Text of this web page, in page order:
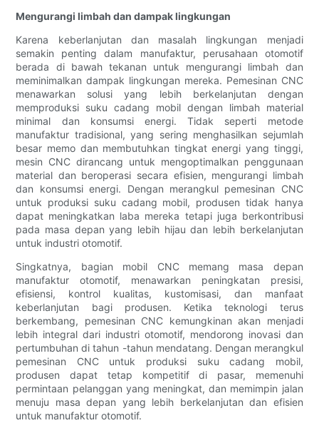
Mengurangi limbah dan dampak lingkungan
Karena keberlanjutan dan masalah lingkungan menjadi
semakin penting dalam manufaktur, perusahaan otomotif
berada di bawah tekanan untuk mengurangi limbah dan
meminimalkan dampak lingkungan mereka. Pemesinan CNC
menawarkan solusi yang lebih berkelanjutan dengan
memproduksi suku cadang mobil dengan limbah material
minimal dan konsumsi energi. Tidak seperti metode
manufaktur tradisional, yang sering menghasilkan sejumlah
besar memo dan membutuhkan tingkat energi yang tinggi,
mesin CNC dirancang untuk mengoptimalkan penggunaan
material dan beroperasi secara efisien, mengurangi limbah
dan konsumsi energi. Dengan merangkul pemesinan CNC
untuk produksi suku cadang mobil, produsen tidak hanya
dapat meningkatkan laba mereka tetapi juga berkontribusi
pada masa depan yang lebih hijau dan lebih berkelanjutan
untuk industri otomotif.
Singkatnya, bagian mobil CNC memang masa depan
manufaktur otomotif, menawarkan peningkatan presisi,
efisiensi, kontrol kualitas, kustomisasi, dan manfaat
keberlanjutan bagi produsen. Ketika teknologi terus
berkembang, pemesinan CNC kemungkinan akan menjadi
lebih integral dari industri otomotif, mendorong inovasi dan
pertumbuhan di tahun -tahun mendatang. Dengan merangkul
pemesinan CNC untuk produksi suku cadang mobil,
produsen dapat tetap kompetitif di pasar, memenuhi
permintaan pelanggan yang meningkat, dan memimpin jalan
menuju masa depan yang lebih berkelanjutan dan efisien
untuk manufaktur otomotif.